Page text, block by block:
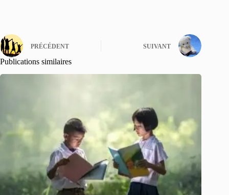
PRÉCÉDENT SUIVANT
Publications similaires